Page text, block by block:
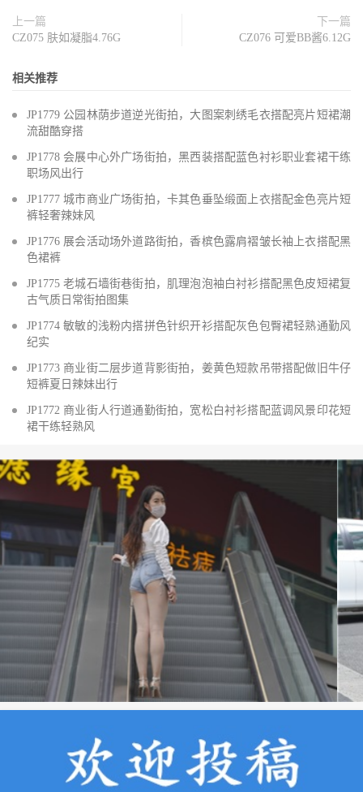
上一篇
CZ075 肤如凝脂4.76G
下一篇
CZ076 可爱BB酱6.12G
相关推荐
JP1779 公园林荫步道逆光街拍，大图案刺绣毛衣搭配亮片短裙潮
流甜酷穿搭
JP1778 会展中心外广场街拍，黑西装搭配蓝色衬衫职业套裙干练
职场风出行
JP1777 城市商业广场街拍，卡其色垂坠缎面上衣搭配金色亮片短
裤轻奢辣妹风
JP1776 展会活动场外道路街拍，香槟色露肩褶皱长袖上衣搭配黑
色裙裤
JP1775 老城石墙街巷街拍，肌理泡泡袖白衬衫搭配黑色皮短裙复
古气质日常街拍图集
JP1774 敏敏的浅粉内搭拼色针织开衫搭配灰色包臀裙轻熟通勤风
纪实
JP1773 商业街二层步道背影街拍，姜黄色短款吊带搭配做旧牛仔
短裤夏日辣妹出行
JP1772 商业街人行道通勤街拍，宽松白衬衫搭配蓝调风景印花短
裙干练轻熟风